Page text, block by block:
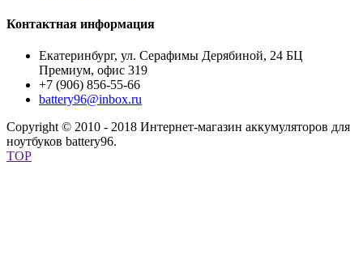
Контактная информация
Екатеринбург, ул. Серафимы Дерябиной, 24 БЦ
Премиум, офис 319
+7 (906) 856-55-66
battery96@inbox.ru
Copyright © 2010 - 2018 Интернет-магазин аккумуляторов для
ноутбуков battery96.
TOP